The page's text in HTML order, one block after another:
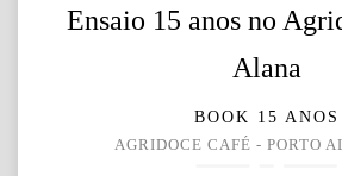
Ensaio 15 anos no
Alana
BOOK 15 ANOS
AGRIDOCE CAFÉ - PORTO